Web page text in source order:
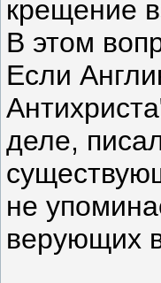
крещение
В этом
Если
деле,
не
верующих